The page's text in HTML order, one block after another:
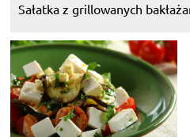
Sałatka z grillowanych